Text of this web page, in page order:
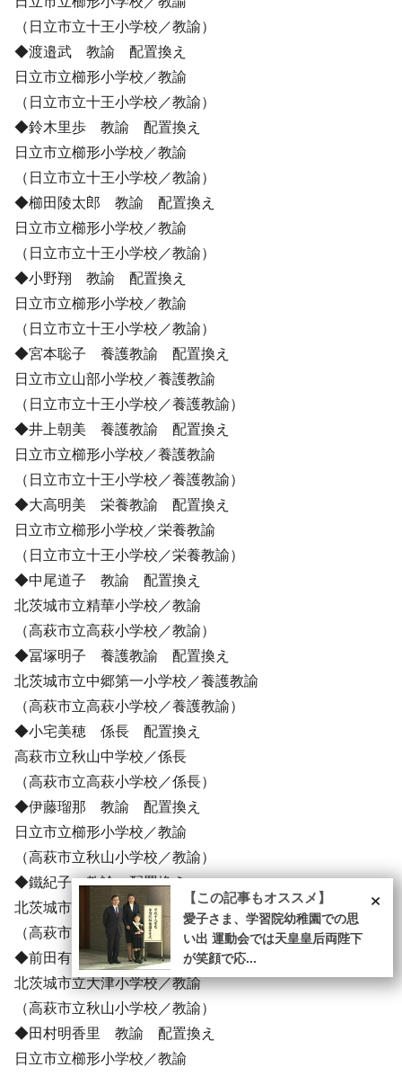
（日立市立十王小学校／教諭）
◆渡邉武 教諭 配置換え
日立市立櫛形小学校／教諭
（日立市立十王小学校／教諭）
◆鈴木里歩 教諭 配置換え
日立市立櫛形小学校／教諭
（日立市立十王小学校／教諭）
◆櫛田陵太郎 教諭 配置換え
日立市立櫛形小学校／教諭
（日立市立十王小学校／教諭）
◆小野翔 教諭 配置換え
日立市立櫛形小学校／教諭
（日立市立十王小学校／教諭）
◆宮本聡子 養護教諭 配置換え
日立市立山部小学校／養護教諭
（日立市立十王小学校／養護教諭）
◆井上朝美 養護教諭 配置換え
日立市立櫛形小学校／養護教諭
（日立市立十王小学校／養護教諭）
◆大高明美 栄養教諭 配置換え
日立市立櫛形小学校／栄養教諭
（日立市立十王小学校／栄養教諭）
◆中尾道子 教諭 配置換え
北茨城市立精華小学校／教諭
（高萩市立高萩小学校／教諭）
◆冨塚明子 養護教諭 配置換え
北茨城市立中郷第一小学校／養護教諭
（高萩市立高萩小学校／養護教諭）
◆小宅美穂 係長 配置換え
高萩市立秋山中学校／係長
（高萩市立高萩小学校／係長）
◆伊藤瑠那 教諭 配置換え
日立市立櫛形小学校／教諭
（高萩市立秋山小学校／教諭）
◆鐵紀子 教諭 配置換え
北茨城市立関南小学校／教諭
（高萩市立秋山小学校／教諭）
◆前田有莉江 教諭 配置換え
北茨城市立大津小学校／教諭
（高萩市立秋山小学校／教諭）
◆田村明香里 教諭 配置換え
日立市立櫛形小学校／教諭
×
【この記事もオススメ】
愛子さま、学習院幼稚園での思
い出 運動会では天皇皇后両陛下
が笑顔で応...